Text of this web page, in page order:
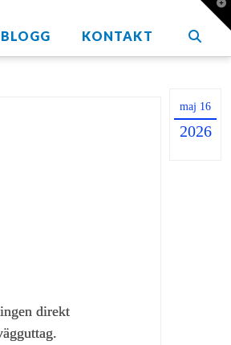
KONTAKT
maj 16
2026
direkt